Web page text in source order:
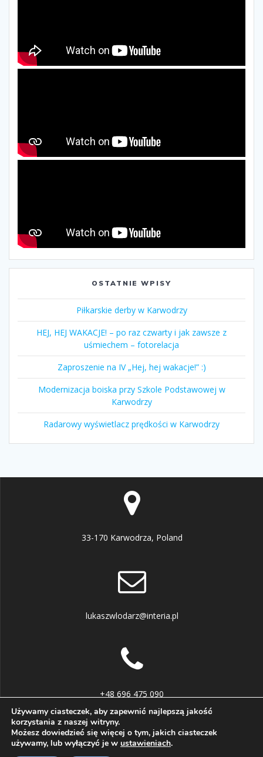
OSTATNIE WPISY
Piłkarskie derby w Karwodrzy
HEJ, HEJ WAKACJE! – po raz czwarty i jak zawsze z
uśmiechem – fotorelacja
Zaproszenie na IV „Hej, hej wakacje!” :)
Modernizacja boiska przy Szkole Podstawowej w
Karwodrzy
Radarowy wyświetlacz prędkości w Karwodrzy
33-170 Karwodrza, Poland
lukaszwlodarz@interia.pl
+48 696 475 090
Używamy ciasteczek, aby zapewnić najlepszą jakość
korzystania z naszej witryny.
Możesz dowiedzieć się więcej o tym, jakich ciasteczek
używamy, lub wyłączyć je w ustawieniach.